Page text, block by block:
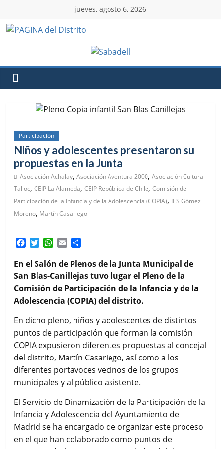
jueves, agosto 6, 2026
Participación
Niños y adolescentes presentaron su
propuestas en la Junta
Asociación Achalay,Asociación Aventura 2000,Asociación Cultural
Talloc,CEIP La Alameda,CEIP República de Chile,Comisión de
Participación de la Infancia y de la Adolescencia (COPIA), IES Gómez
Moreno, Martín Casariego
c
e
b
o
o
i
t
t
e
r
W
a
t
s
A
p
a
i
l
m
p
a
r
t
r
En el Salón de Plenos de la Junta Municipal de
San Blas-Canillejas tuvo lugar el Pleno de la
Comisión de Participación de la Infancia y de la
Adolescencia (COPIA) del distrito.
En dicho pleno, niños y adolescentes de distintos
puntos de participación que forman la comisión
COPIA expusieron diferentes propuestas al concejal
del distrito, Martín Casariego, así como a los
diferentes portavoces vecinos de los grupos
municipales y al público asistente.
El Servicio de Dinamización de la Participación de la
Infancia y Adolescencia del Ayuntamiento de
Madrid se ha encargado de organizar este proceso
en el que han colaborado como puntos de